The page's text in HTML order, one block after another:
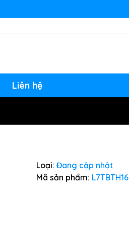
Liên hệ
Loại: Đang cập nhật
Mã sản phẩm: L7TBTH16